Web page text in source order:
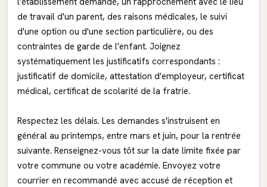
de travail d'un parent, des raisons médicales, le suivi
d'une option ou d'une section particulière, ou des
contraintes de garde de l'enfant. Joignez
systématiquement les justificatifs correspondants :
justificatif de domicile, attestation d'employeur, certificat
médical, certificat de scolarité de la fratrie.
Respectez les délais. Les demandes s'instruisent en
général au printemps, entre mars et juin, pour la rentrée
suivante. Renseignez-vous tôt sur la date limite fixée par
votre commune ou votre académie. Envoyez votre
courrier en recommandé avec accusé de réception et